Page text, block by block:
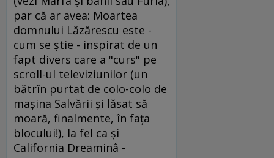
par că ar avea: Moartea
domnului Lăzărescu este -
cum se ştie - inspirat de un
fapt divers care a "curs" pe
scroll-ul televiziunilor (un
bătrîn purtat de colo-colo de
maşina Salvării şi lăsat să
moară, finalmente, în faţa
blocului!), la fel ca şi
California Dreaminâ -